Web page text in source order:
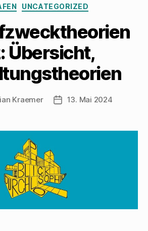
UNCATEGORIZED
Übersicht,
Kraemer Veröffentlichungsdatum
13. Mai 2024